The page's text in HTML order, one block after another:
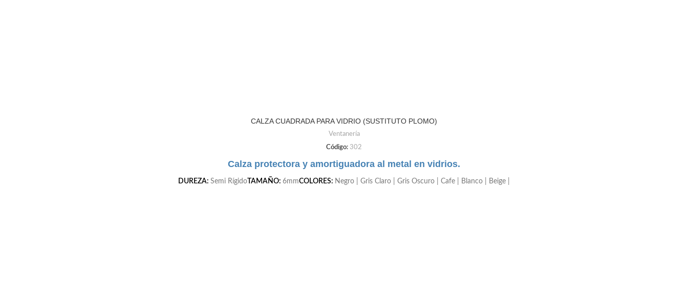
CALZA CUADRADA PARA VIDRIO (SUSTITUTO PLOMO)
Ventanería
Código: 302
Calza protectora y amortiguadora al metal en vidrios.
DUREZA: Semi Rígido TAMAÑO: 6mmCOLORES: Negro | Gris Claro | Gris Oscuro | Cafe | Blanco | Beige |